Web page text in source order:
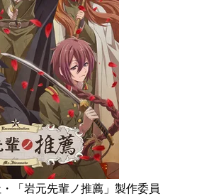
「岩元先輩ノ推薦」製作委員